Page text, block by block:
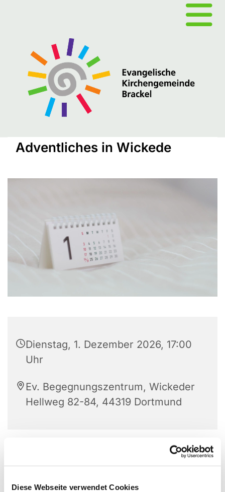
Diese Webseite verwendet Cookies
Adventliches in Wickede
Dienstag, 1. Dezember 2026, 17:00
Uhr
Ev. Begegnungszentrum, Wickeder
Hellweg 82-84, 44319 Dortmund